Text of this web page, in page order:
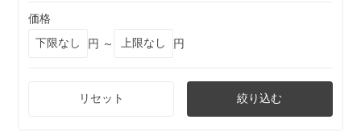
価格
円 ～
円
リセット 絞り込む